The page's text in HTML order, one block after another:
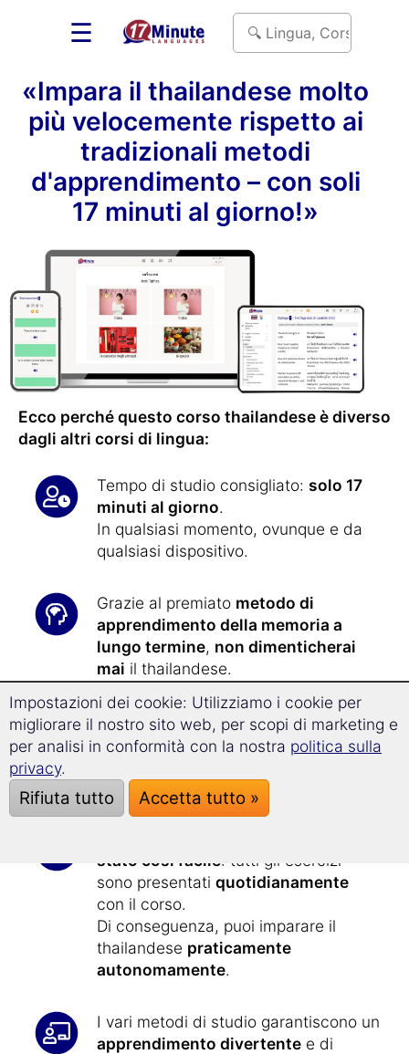
☰
«Impara il thailandese molto
più velocemente rispetto ai
tradizionali metodi
d'apprendimento – con soli
17 minuti al giorno!»
Ecco perché questo corso thailandese è diverso
dagli altri corsi di lingua:
Tempo di studio consigliato: solo 17
minuti al giorno.
In qualsiasi momento, ovunque e da
qualsiasi dispositivo.
Grazie al premiato metodo di
apprendimento della memoria a
lungo termine, non dimenticherai
mai il thailandese.
Con la nuovatecnologia di
Superlearning, progredirai il32% più
ricettivo all'apprendimento.
stato così facile: tutti gli esercizi
sono presentati quotidianamente
con il corso.
Di conseguenza, puoi imparare il
thailandese praticamente
autonomamente.
I vari metodi di studio garantiscono un
apprendimento divertente e di
Impostazioni dei cookie: Utilizziamo i cookie per
migliorare il nostro sito web, per scopi di marketing e
per analisi in conformità con la nostra politica sulla
privacy.
Rifiuta tutto Accetta tutto »